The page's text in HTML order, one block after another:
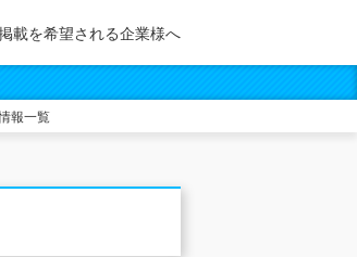
載を希望される企業様へ
報一覧